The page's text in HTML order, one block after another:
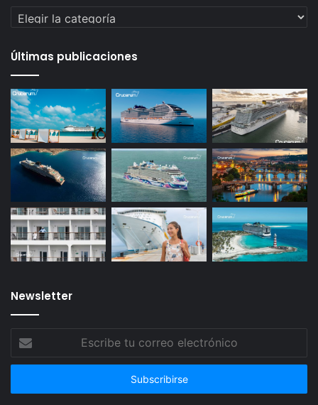
Categorías
Últimas publicaciones
Newsletter
correo